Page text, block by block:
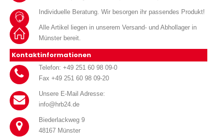
Individuelle Beratung. Wir besorgen ihr passendes Produkt!
Alle Artikel liegen in unserem Versand- und Abhollager in
Münster bereit.
Kontaktinformationen
Telefon: +49 251 60 98 09-0
Fax +49 251 60 98 09-20
Unsere E-Mail Adresse:
info@hrb24.de
Biederlackweg 9
48167 Münster